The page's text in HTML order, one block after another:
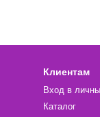
Клиентам
Вход в
Каталог